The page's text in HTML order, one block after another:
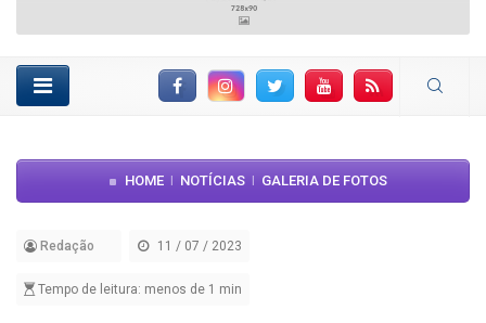
FacebookInstagramTwitter YouTube RSS Feed
HOME NOTÍCIAS GALERIA DE FOTOS
Redação 11 / 07 / 2023
Tempo de leitura: menos de 1 min